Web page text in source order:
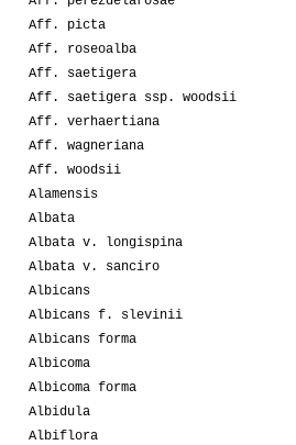
Aff. picta
Aff. roseoalba
Aff. saetigera
Aff. saetigera ssp. woodsii
Aff. verhaertiana
Aff. wagneriana
Aff. woodsii
Alamensis
Albata
Albata v. longispina
Albata v. sanciro
Albicans
Albicans f. slevinii
Albicans forma
Albicoma
Albicoma forma
Albidula
Albiflora